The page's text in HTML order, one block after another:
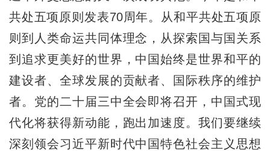
共处五项原则发表70周年。从和平共处五项原
则到人类命运共同体理念，从探索国与国关系
到追求更美好的世界，中国始终是世界和平的
建设者、全球发展的贡献者、国际秩序的维护
者。党的二十届三中全会即将召开，中国式现
代化将获得新动能，跑出加速度。我们要继续
深刻领会习近平新时代中国特色社会主义思想